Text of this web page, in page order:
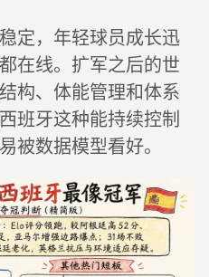
定，年轻球员成长迅
在线。扩军之后的世
构、体能管理和体系
班牙这种能持续控制
被数据模型看好。